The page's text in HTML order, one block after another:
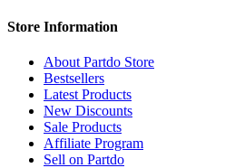
Store Information
About Partdo Store
Bestsellers
Latest Products
New Discounts
Sale Products
Affiliate Program
Sell on Partdo